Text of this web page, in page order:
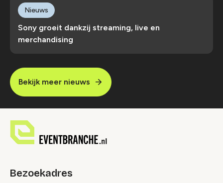
Sony groeit dankzij streaming, live en
merchandising
Nieuws
Bekijk meer nieuws
Bezoekadres